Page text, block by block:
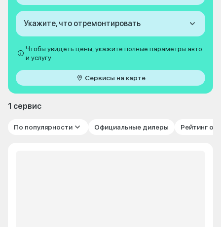
Укажите, что отремонтировать
Чтобы увидеть цены, укажите полные параметры авто
и услугу
Сервисы на карте
1 сервис
По популярности Официальные дилеры Рейтинг